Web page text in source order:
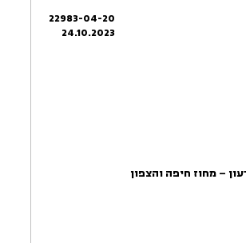
22983-04-20
24.10.2023